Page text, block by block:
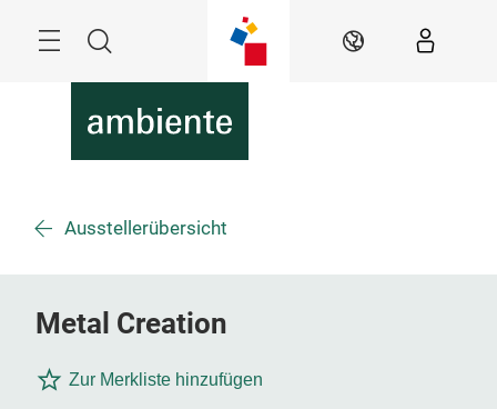
Suche DE
Ausstellerübersicht
Metal Creation
Zur Merkliste hinzufügen